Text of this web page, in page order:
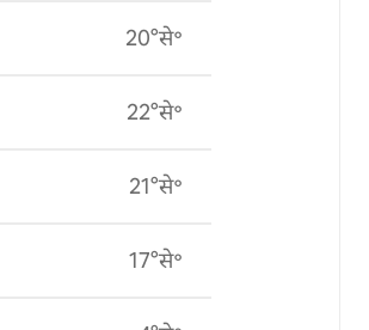
20°से॰
22°से॰
21°से॰
17°से॰